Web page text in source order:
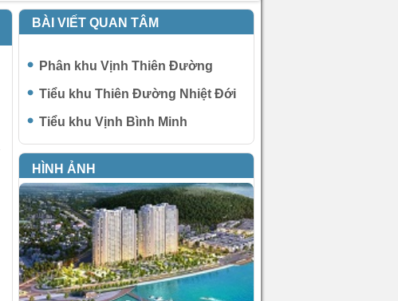
BÀI VIẾT QUAN TÂM
Phân khu Vịnh Thiên Đường
Tiểu khu Thiên Đường Nhiệt Đới
Tiểu khu Vịnh Bình Minh
HÌNH ẢNH